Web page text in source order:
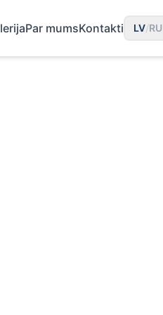
Par mumsKontakti LV/RU